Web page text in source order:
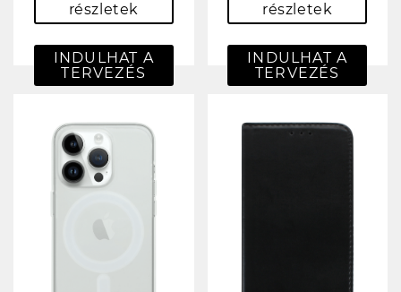
részletek
INDULHAT A
TERVEZÉS
részletek
INDULHAT A
TERVEZÉS